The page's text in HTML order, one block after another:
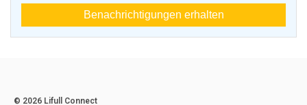
Benachrichtigungen erhalten
© 2026 Lifull Connect